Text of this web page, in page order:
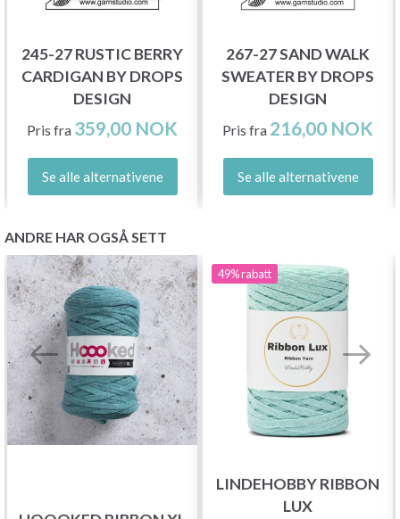
245-27 RUSTIC BERRY
CARDIGAN BY DROPS
DESIGN
Pris fra 359,00 NOK
Se alle alternativene
267-27 SAND WALK
SWEATER BY DROPS
DESIGN
Pris fra 216,00 NOK
Se alle alternativene
ANDRE HAR OGSÅ SETT
49%rabatt
LINDEHOBBY RIBBON
LUX